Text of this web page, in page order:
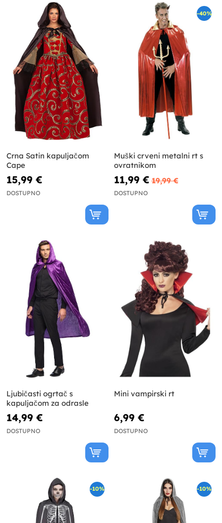
Crna Satin kapuljačom
Cape
15,99 €
DOSTUPNO
-40%
Muški crveni metalni rt s
ovratnikom
11,99 € 19,99 €
DOSTUPNO
Ljubičasti ogrtač s
kapuljačom za odrasle
14,99 €
DOSTUPNO
Mini vampirski rt
6,99 €
DOSTUPNO
-10% -10%